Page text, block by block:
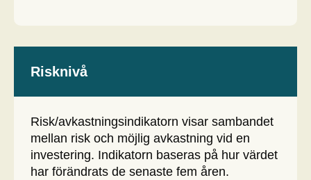
Risknivå
Risk/avkastningsindikatorn visar sambandet
mellan risk och möjlig avkastning vid en
investering. Indikatorn baseras på hur värdet
har förändrats de senaste fem åren.